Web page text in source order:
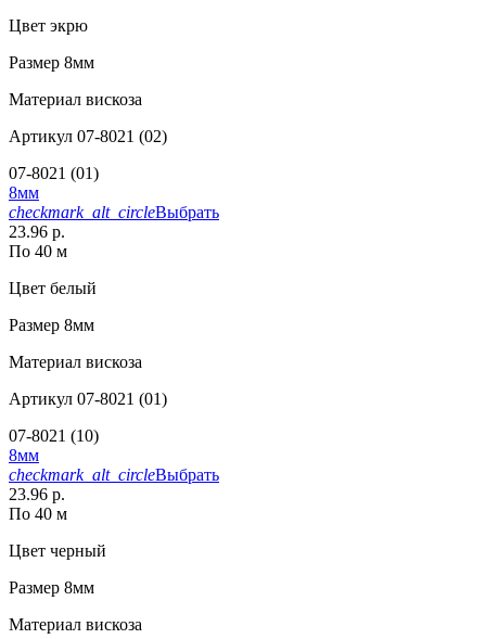
Цвет экрю
Размер 8мм
Материал вискоза
Артикул 07-8021 (02)
07-8021 (01)
8мм
checkmark_alt_circleВыбрать
23.96 р.
По 40 м
Цвет белый
Размер 8мм
Материал вискоза
Артикул 07-8021 (01)
07-8021 (10)
8мм
checkmark_alt_circleВыбрать
23.96 р.
По 40 м
Цвет черный
Размер 8мм
Материал вискоза